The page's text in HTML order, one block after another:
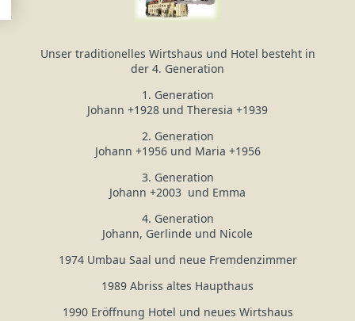
Unser traditionelles Wirtshaus und Hotel besteht in
der 4. Generation
1. Generation
Johann +1928 und Theresia +1939
2. Generation
Johann +1956 und Maria +1956
3. Generation
Johann +2003 und Emma
4. Generation
Johann, Gerlinde und Nicole
1974 Umbau Saal und neue Fremdenzimmer
1989 Abriss altes Haupthaus
1990 Eröffnung Hotel und neues Wirtshaus